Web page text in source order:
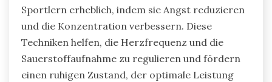
Sportlern erheblich, indem sie Angst reduzieren
und die Konzentration verbessern. Diese
Techniken helfen, die Herzfrequenz und die
Sauerstoffaufnahme zu regulieren und fördern
einen ruhigen Zustand, der optimale Leistung